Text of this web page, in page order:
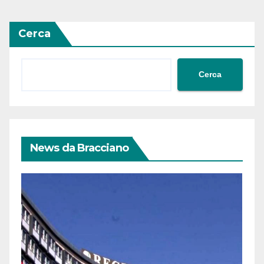
Cerca
Cerca
News da Bracciano